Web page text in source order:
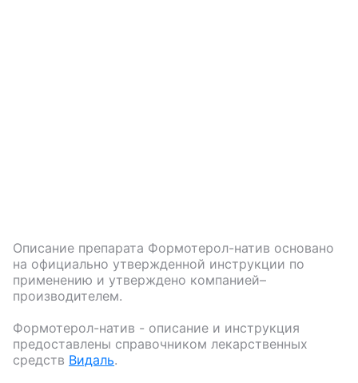
Описание препарата Формотерол-натив основано
на официально утвержденной инструкции по
применению и утверждено компанией–
производителем.
Формотерол-натив - описание и инструкция
предоставлены справочником лекарственных
средств Видаль.